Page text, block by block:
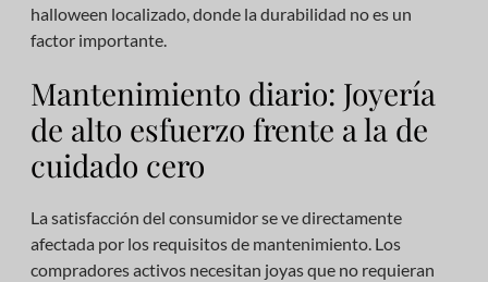
halloween localizado, donde la durabilidad no es un
factor importante.
Mantenimiento diario: Joyería
de alto esfuerzo frente a la de
cuidado cero
La satisfacción del consumidor se ve directamente
afectada por los requisitos de mantenimiento. Los
compradores activos necesitan joyas que no requieran